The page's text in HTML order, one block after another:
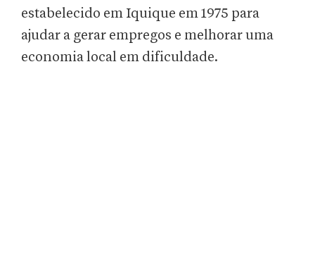
estabelecido em Iquique em 1975 para
ajudar a gerar empregos e melhorar uma
economia local em dificuldade.